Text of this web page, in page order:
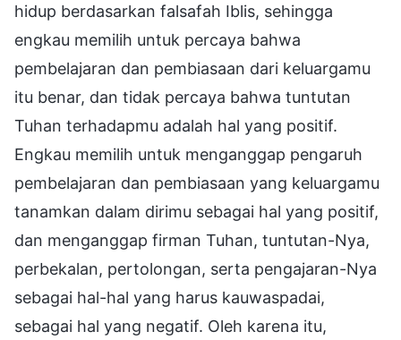
hidup berdasarkan falsafah Iblis, sehingga
engkau memilih untuk percaya bahwa
pembelajaran dan pembiasaan dari keluargamu
itu benar, dan tidak percaya bahwa tuntutan
Tuhan terhadapmu adalah hal yang positif.
Engkau memilih untuk menganggap pengaruh
pembelajaran dan pembiasaan yang keluargamu
tanamkan dalam dirimu sebagai hal yang positif,
dan menganggap firman Tuhan, tuntutan-Nya,
perbekalan, pertolongan, serta pengajaran-Nya
sebagai hal-hal yang harus kauwaspadai,
sebagai hal yang negatif. Oleh karena itu,